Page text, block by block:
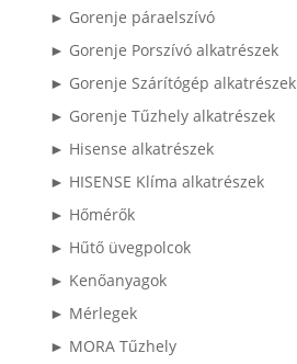
► Gorenje páraelszívó
► Gorenje Porszívó alkatrészek
► Gorenje Szárítógép alkatrészek
► Gorenje Tűzhely alkatrészek
► Hisense alkatrészek
► HISENSE Klíma alkatrészek
► Hőmérők
► Hűtő üvegpolcok
► Kenőanyagok
► Mérlegek
► MORA Tűzhely